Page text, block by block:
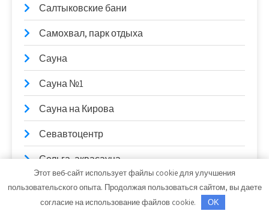
Салтыковские бани
Самохвал, парк отдыха
Сауна
Сауна №1
Сауна на Кирова
Севавтоцентр
Сельга, аквасауна
Сельмашевские бани, банный комплекс
Сибирячка, банное хозяйство
Этот веб-сайт использует файлы cookie для улучшения
пользовательского опыта. Продолжая пользоваться сайтом, вы даете
согласие на использование файлов cookie.
OK